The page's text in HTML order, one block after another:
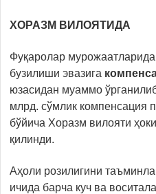
ХОРАЗМ ВИЛОЯТИДА
Фуқаролар
бузилиши эвазига
юзасидан муаммо
млрд. сўмлик компенсация
бўйича Хоразм вилояти
қилинди.
Аҳоли розилигини
ичида барча куч ва